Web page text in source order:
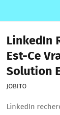
LinkedIn
Est-Ce
Solution
JOBITO
LinkedIn